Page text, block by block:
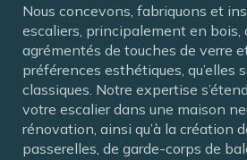
Nous concevons, fabriquons et
escaliers, principalement en bois,
agrémentés de touches de verre
préférences esthétiques, qu’elles
classiques. Notre expertise
votre escalier dans une maison
rénovation, ainsi qu’à la création
passerelles, de garde-corps de